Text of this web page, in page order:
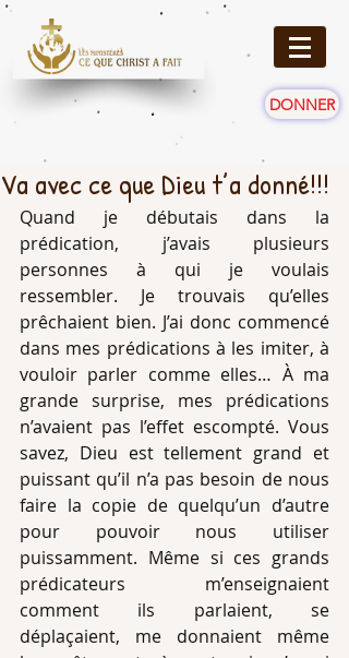
DONNER
Va avec ce que Dieu t’a donné!!!
Quand je débutais dans la
prédication, j’avais plusieurs
personnes à qui je voulais
ressembler. Je trouvais qu’elles
prêchaient bien. J’ai donc commencé
dans mes prédications à les imiter, à
vouloir parler comme elles… À ma
grande surprise, mes prédications
n’avaient pas l’effet escompté. Vous
savez, Dieu est tellement grand et
puissant qu’il n’a pas besoin de nous
faire la copie de quelqu’un d’autre
pour pouvoir nous utiliser
puissamment. Même si ces grands
prédicateurs m’enseignaient
comment ils parlaient, se
déplaçaient, me donnaient même